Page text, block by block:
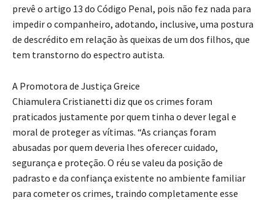
prevê o artigo 13 do Código Penal, pois não fez nada para
impedir o companheiro, adotando, inclusive, uma postura
de descrédito em relação às queixas de um dos filhos, que
tem transtorno do espectro autista.
A Promotora de Justiça Greice
Chiamulera Cristianetti diz que os crimes foram
praticados justamente por quem tinha o dever legal e
moral de proteger as vítimas. “As crianças foram
abusadas por quem deveria lhes oferecer cuidado,
segurança e proteção. O réu se valeu da posição de
padrasto e da confiança existente no ambiente familiar
para cometer os crimes, traindo completamente esse